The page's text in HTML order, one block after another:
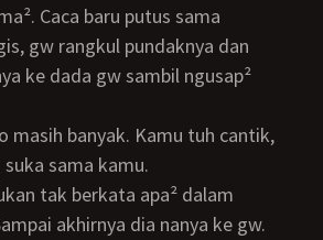
Caca baru putus sama
gw rangkul pundaknya dan
ke dada gw sambil ngusap²
sama kamu.
akhirnya dia nanya ke gw.